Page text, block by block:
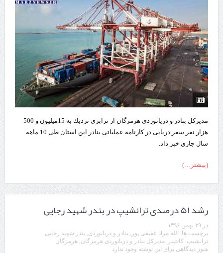
مدیرکل بنادر و دریانوردی هرمزگان از ترابری نزديك به 15میلیون و 500
هزار نفر سفر دریایی در کارنامه عملیاتی بنادر این استان طی 10 ماهه
سال جاري خبر داد.
(بیشتر…)
رشد ۵۱ درصدی ترانشیپ در بندر شهید رجایی
در ۲۹ بهمن ۱۳۹۶
برچسب ها: الله مراد عفیفی پور , بنادر و دریانوردی, بندر شهید رجایی,
ترانشیپ, کانتینر , مدیرکل بنادر و دریانوردی هرمزگان, هرمزگان
هنوز دیدگاهی برای این نوشته وجود ندارد